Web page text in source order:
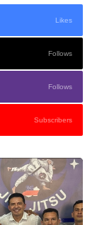
Likes
Follows
Follows
Subscribers